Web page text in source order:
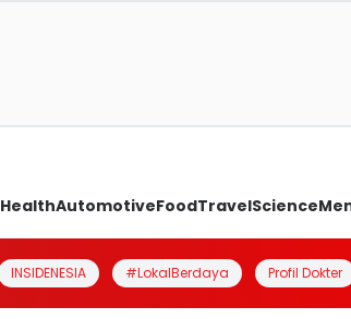
HealthAutomotiveFoodTravelScience
INSIDENESIA #LokalBerdaya Profil Dokter